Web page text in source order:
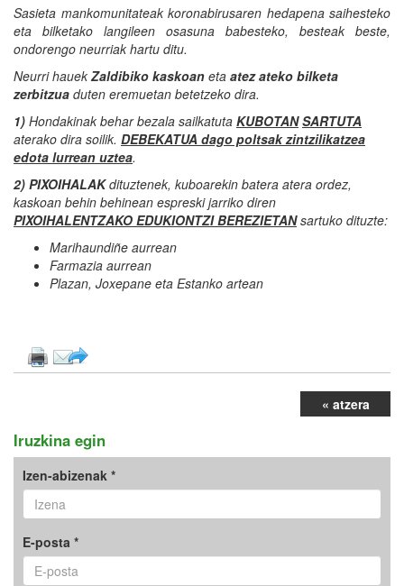
Sasieta mankomunitateak koronabirusaren hedapena saihesteko
eta bilketako langileen osasuna babesteko, besteak beste,
ondorengo neurriak hartu ditu.
Neurri hauek Zaldibiko kaskoan eta atez ateko bilketa
zerbitzua duten eremuetan betetzeko dira.
1) Hondakinak behar bezala sailkatuta KUBOTAN SARTUTA
aterako dira soilik. DEBEKATUA dago poltsak zintzilikatzea
edota lurrean uztea.
2) PIXOIHALAKdituztenek, kuboarekin batera atera ordez,
kaskoan behin behinean espreski jarriko diren
PIXOIHALENTZAKO EDUKIONTZI BEREZIETANsartuko dituzte:
Marihaundiñe aurrean
Farmazia aurrean
Plazan, Joxepane eta Estanko artean
« atzera
Iruzkina egin
Izen-abizenak *
E-posta *